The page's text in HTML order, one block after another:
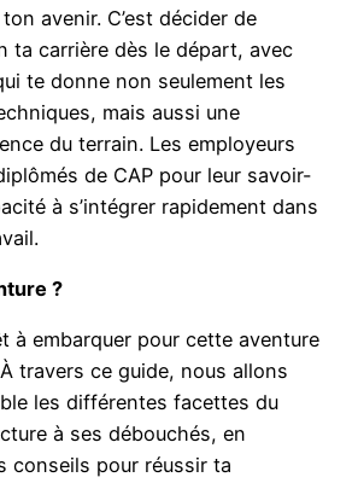
avenir. C’est décider de
ta carrière dès le départ, avec
te donne non seulement les
mais aussi une
du terrain. Les employeurs
de CAP pour leur savoir-
à s’intégrer rapidement dans
?
à embarquer pour cette aventure
À travers ce guide, nous allons
les différentes facettes du
à ses débouchés, en
conseils pour réussir ta